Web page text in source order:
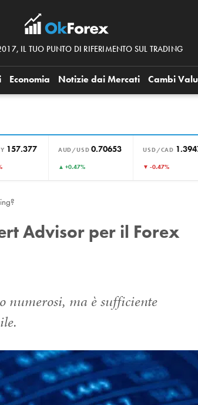
IL TUO PUNTO DI RIFERIMENTO SUL TRADING
Economia Notizie dai Mercati Cambi
157.377 AUD/USD 0.70653
▲ +0.47%
USD/CAD
▼ -0.47%
Advisor per il Forex
numerosi, ma è sufficiente